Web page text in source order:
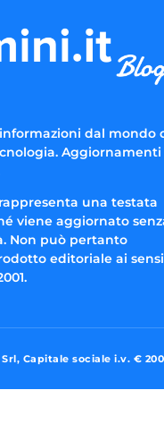
dal mondo
Aggiornamenti
una testata
viene aggiornato
Non può pertanto
editoriale ai sensi
Capitale sociale i.v. €